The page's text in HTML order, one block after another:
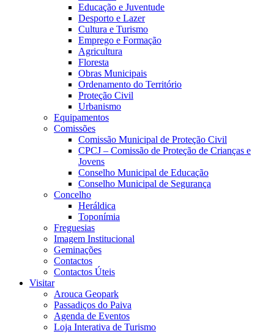
Educação e Juventude
Desporto e Lazer
Cultura e Turismo
Emprego e Formação
Agricultura
Floresta
Obras Municipais
Ordenamento do Território
Proteção Civil
Urbanismo
Equipamentos
Comissões
Comissão Municipal de Proteção Civil
CPCJ – Comissão de Proteção de Crianças e
Jovens
Conselho Municipal de Educação
Conselho Municipal de Segurança
Concelho
Heráldica
Toponímia
Freguesias
Imagem Institucional
Geminações
Contactos
Contactos Úteis
Visitar
Arouca Geopark
Passadiços do Paiva
Agenda de Eventos
Loja Interativa de Turismo